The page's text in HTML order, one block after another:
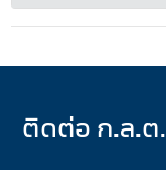
ติดต่อ ก.ล.ต.